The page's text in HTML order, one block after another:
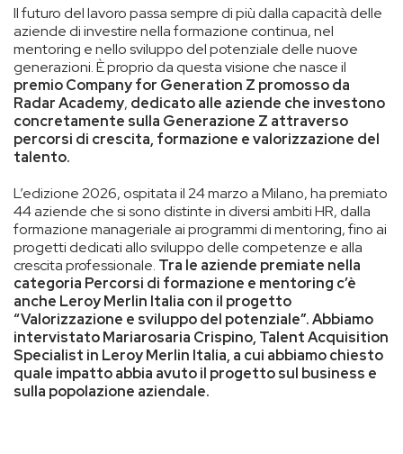
Il futuro del lavoro passa sempre di più dalla capacità delle
aziende di investire nella formazione continua, nel
mentoring e nello sviluppo del potenziale delle nuove
generazioni. È proprio da questa visione che nasce il
premio Company for Generation Z promosso da
Radar Academy, dedicato alle aziende che investono
concretamente sulla Generazione Z attraverso
percorsi di crescita, formazione e valorizzazione del
talento.
L’edizione 2026, ospitata il 24 marzo a Milano, ha premiato
44 aziende che si sono distinte in diversi ambiti HR, dalla
formazione manageriale ai programmi di mentoring, fino ai
progetti dedicati allo sviluppo delle competenze e alla
crescita professionale. Tra le aziende premiate nella
categoria Percorsi di formazione e mentoring c’è
anche Leroy Merlin Italia con il progetto
“Valorizzazione e sviluppo del potenziale”. Abbiamo
intervistato Mariarosaria Crispino, Talent Acquisition
Specialist in Leroy Merlin Italia, a cui abbiamo chiesto
quale impatto abbia avuto il progetto sul business e
sulla popolazione aziendale.